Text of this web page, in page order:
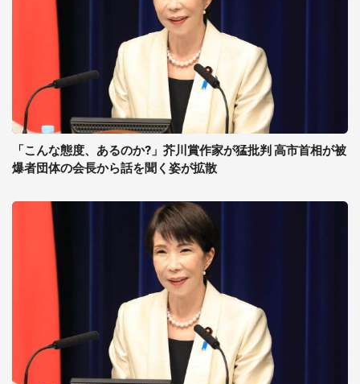
「こんな態度、あるのか?」芥川賞作家が猛批判 高市首相が被
爆者団体の会長から話を聞く姿が拡散